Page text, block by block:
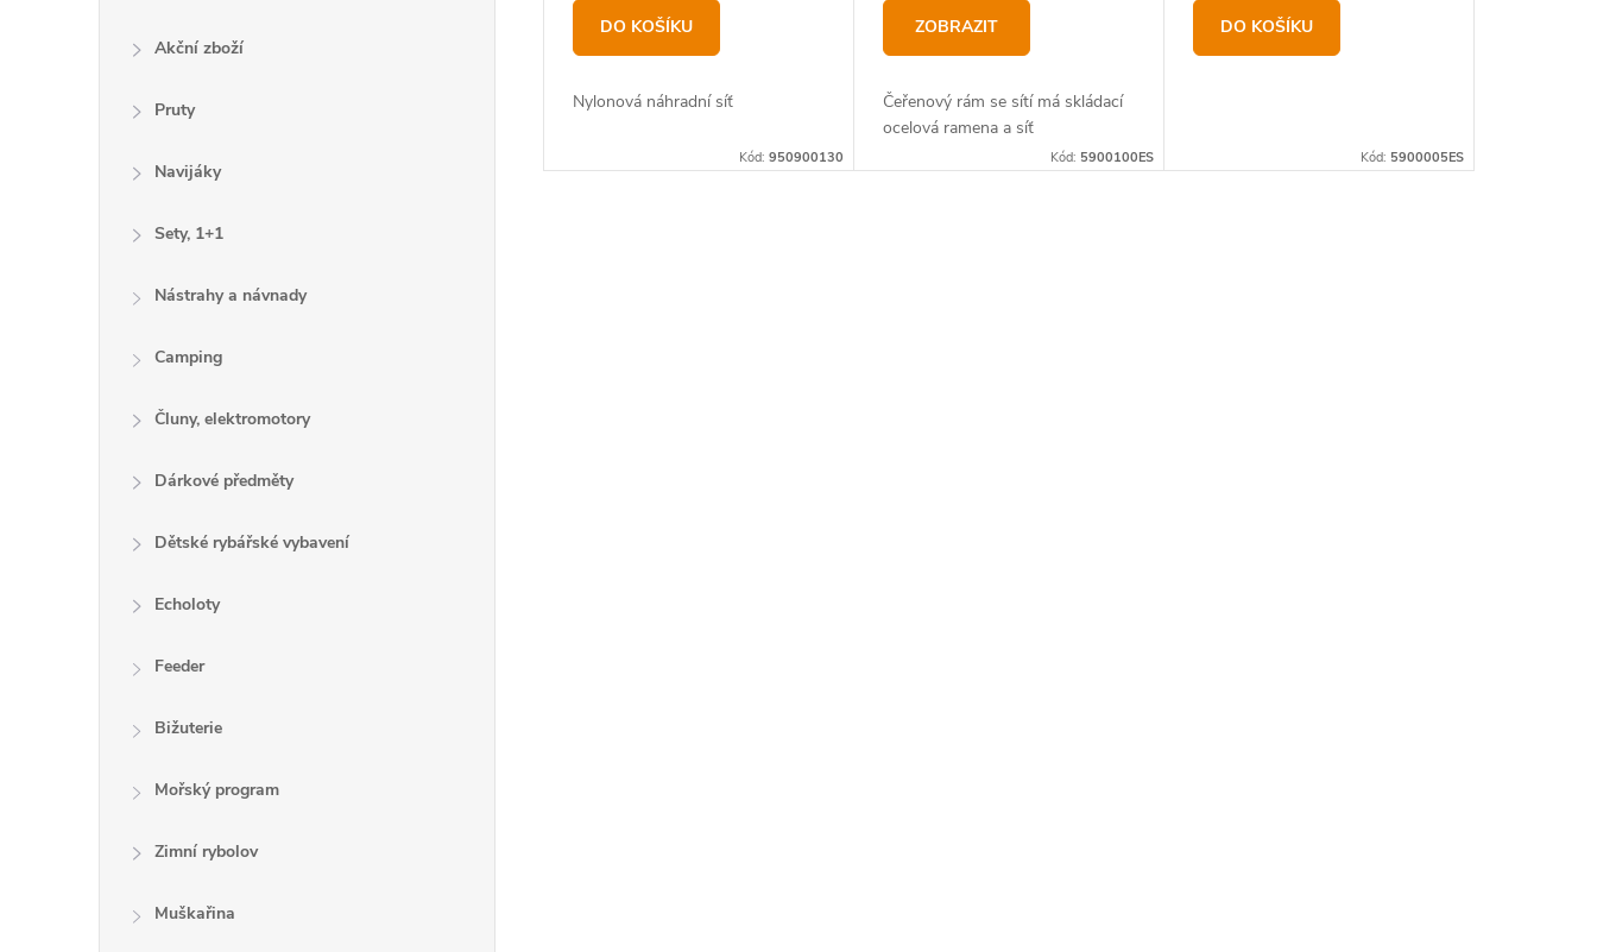
Akční zboží
Pruty
Navijáky
Sety, 1+1
Nástrahy a návnady
Camping
Čluny, elektromotory
Dárkové předměty
Dětské rybářské vybavení
Echoloty
Feeder
Bižuterie
Mořský program
Zimní rybolov
Muškařina
DO KOŠÍKU
Nylonová náhradní síť
Kód: 950900130
ZOBRAZIT
Čeřenový rám se sítí má skládací
ocelová ramena a síť
Kód: 5900100ES
DO KOŠÍKU
Kód: 5900005ES